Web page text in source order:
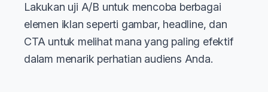
Lakukan uji A/B untuk mencoba berbagai
elemen iklan seperti gambar, headline, dan
CTA untuk melihat mana yang paling efektif
dalam menarik perhatian audiens Anda.